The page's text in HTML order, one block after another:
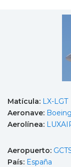
Matícula: LX-LGT
Aeronave:
Aerolínea:
Aeropuerto:
País: España